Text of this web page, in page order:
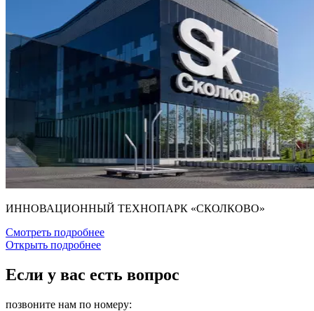
ИННОВАЦИОННЫЙ ТЕХНОПАРК «СКОЛКОВО»
Смотреть подробнее
Открыть подробнее
Если у вас есть вопрос
позвоните нам по номеру: